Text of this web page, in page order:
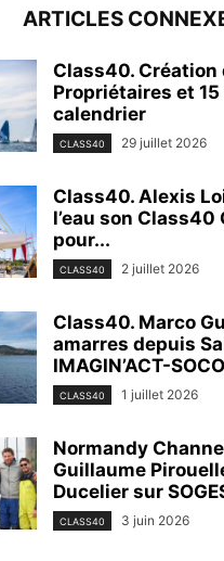
ARTICLES
Class40. Création
Propriétaires et
calendrier
CLASS40 29 juillet 2026
Class40. Alexis
l’eau son Class40
pour...
CLASS40 2 juillet 2026
Class40. Marco
amarres depuis
IMAGIN’ACT-
CLASS40 1 juillet 2026
Normandy
Guillaume
Ducelier sur
CLASS40 3 juin 2026